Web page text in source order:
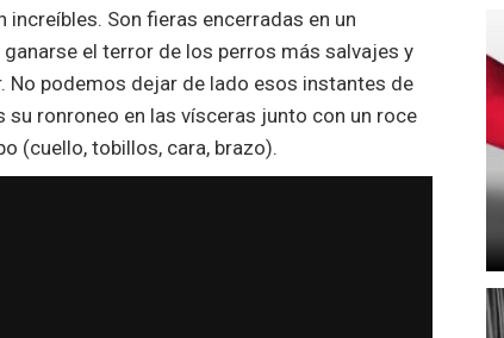
Son fieras encerradas en un
el terror de los perros más salvajes y
podemos dejar de lado esos instantes de
ronroneo en las vísceras junto con un roce
(cuello, tobillos, cara, brazo).